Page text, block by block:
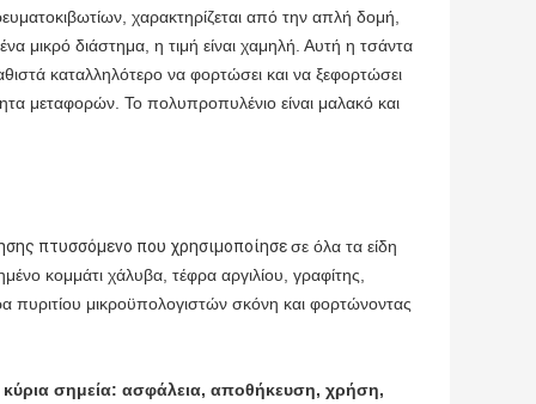
χαρακτηρίζεται από την απλή δομή,
μικρό διάστημα, η τιμή είναι χαμηλή. Αυτή η τσάντα
καταλληλότερο να φορτώσει και να ξεφορτώσει
μεταφορών. Το πολυπροπυλένιο είναι μαλακό και
πτυσσόμενο που χρησιμοποίησεσε όλα τα είδη
κομμάτι χάλυβα, τέφρα αργιλίου, γραφίτης,
πυριτίου μικροϋπολογιστών σκόνη και φορτώνοντας
κύρια σημεία: ασφάλεια, αποθήκευση, χρήση,